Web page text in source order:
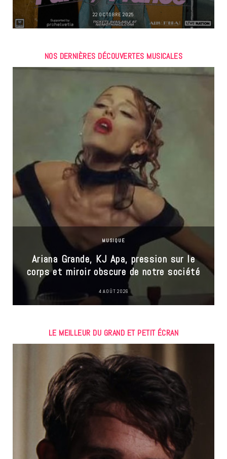
22 OCTOBRE 2025
NOS DERNIÈRES DÉCOUVERTES MUSICALES
MUSIQUE
Ariana Grande, KJ Apa, pression sur le
corps et miroir obscure de notre société
4 AOÛT 2026
LE MEILLEUR DU GRAND ET PETIT ÉCRAN